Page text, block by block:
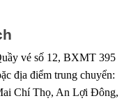
vé số 12, BXMT 395
địa điểm trung chuyển:
Chí Thọ, An Lợi Đông,